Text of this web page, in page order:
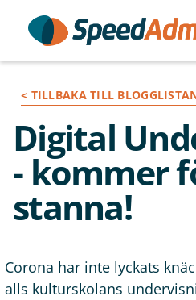
< TILLBAKA TILL
Digital
- kommer
stanna!
Corona har inte lyckats
alls kulturskolans